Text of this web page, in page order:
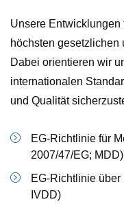
Unsere
höchsten gesetzlichen
Dabei orientieren wir
internationalen
und Qualität
EG-Richtlinie für
2007/47/EG; MDD)
EG-Richtlinie
IVDD)